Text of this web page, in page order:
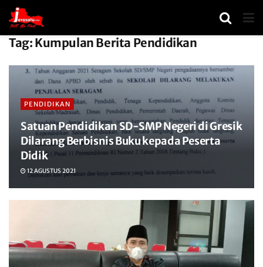
Tag: Kumpulan Berita Pendidikan
PENDIDIKAN
Satuan Pendidikan SD-SMP Negeri di Gresik
Dilarang Berbisnis Buku kepada Peserta
Didik
12 AGUSTUS 2021